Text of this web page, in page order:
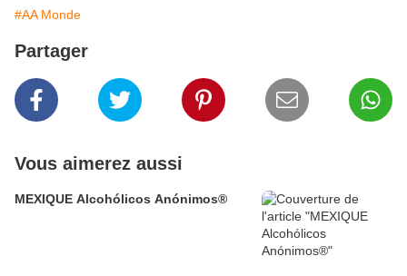
#AA Monde
Partager
Vous aimerez aussi
MEXIQUE Alcohólicos Anónimos®